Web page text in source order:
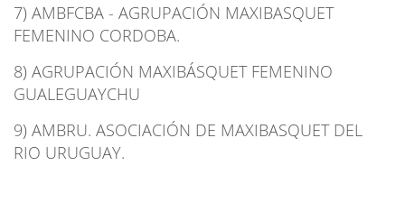
7) AMBFCBA - AGRUPACIÓN MAXIBASQUET
FEMENINO CORDOBA.
8) AGRUPACIÓN MAXIBÁSQUET FEMENINO
GUALEGUAYCHU
9) AMBRU. ASOCIACIÓN DE MAXIBASQUET DEL
RIO URUGUAY.